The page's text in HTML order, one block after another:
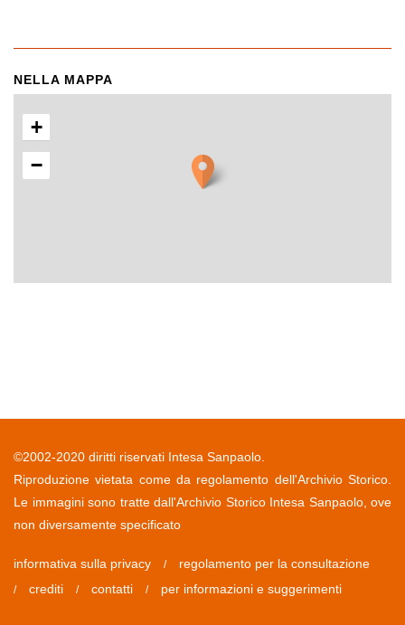
NELLA MAPPA
+
−
©2002-2020 diritti riservati Intesa Sanpaolo.
Riproduzione vietata come da regolamento dell'Archivio Storico.
Le immagini sono tratte dall'Archivio Storico Intesa Sanpaolo, ove
non diversamente specificato
informativa sulla privacy / regolamento per la consultazione
/ crediti / contatti / per informazioni e suggerimenti